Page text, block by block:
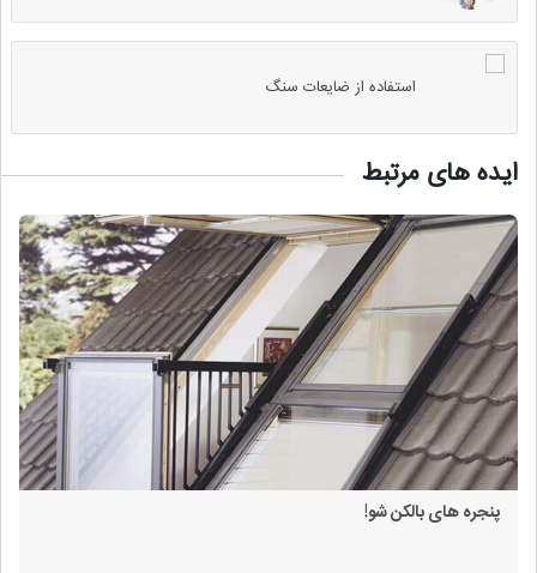
استفاده از ضایعات سنگ
ایده های مرتبط
پنجره های بالکن شو!